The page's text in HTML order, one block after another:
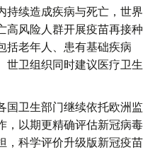
持续造成疾病与死亡，世界
高风险人群开展疫苗再接种
括老年人、患有基础疾病
世卫组织同时建议医疗卫生
国卫生部门继续依托欧洲监
，以期更精确评估新冠病毒
，科学评价升级版新冠疫苗